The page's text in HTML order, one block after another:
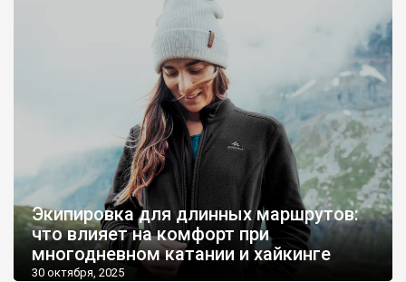
Экипировка для длинных маршрутов:
что влияет на комфорт при
многодневном катании и хайкинге
30 октября, 2025